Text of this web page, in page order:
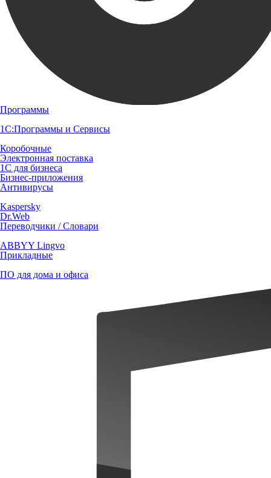
Программы
1С:Программы и Сервисы
Коробочные
Электронная поставка
1С для бизнеса
Бизнес-приложения
Антивирусы
Kaspersky
Dr.Web
Переводчики / Словари
ABBYY Lingvo
Прикладные
ПО для дома и офиса